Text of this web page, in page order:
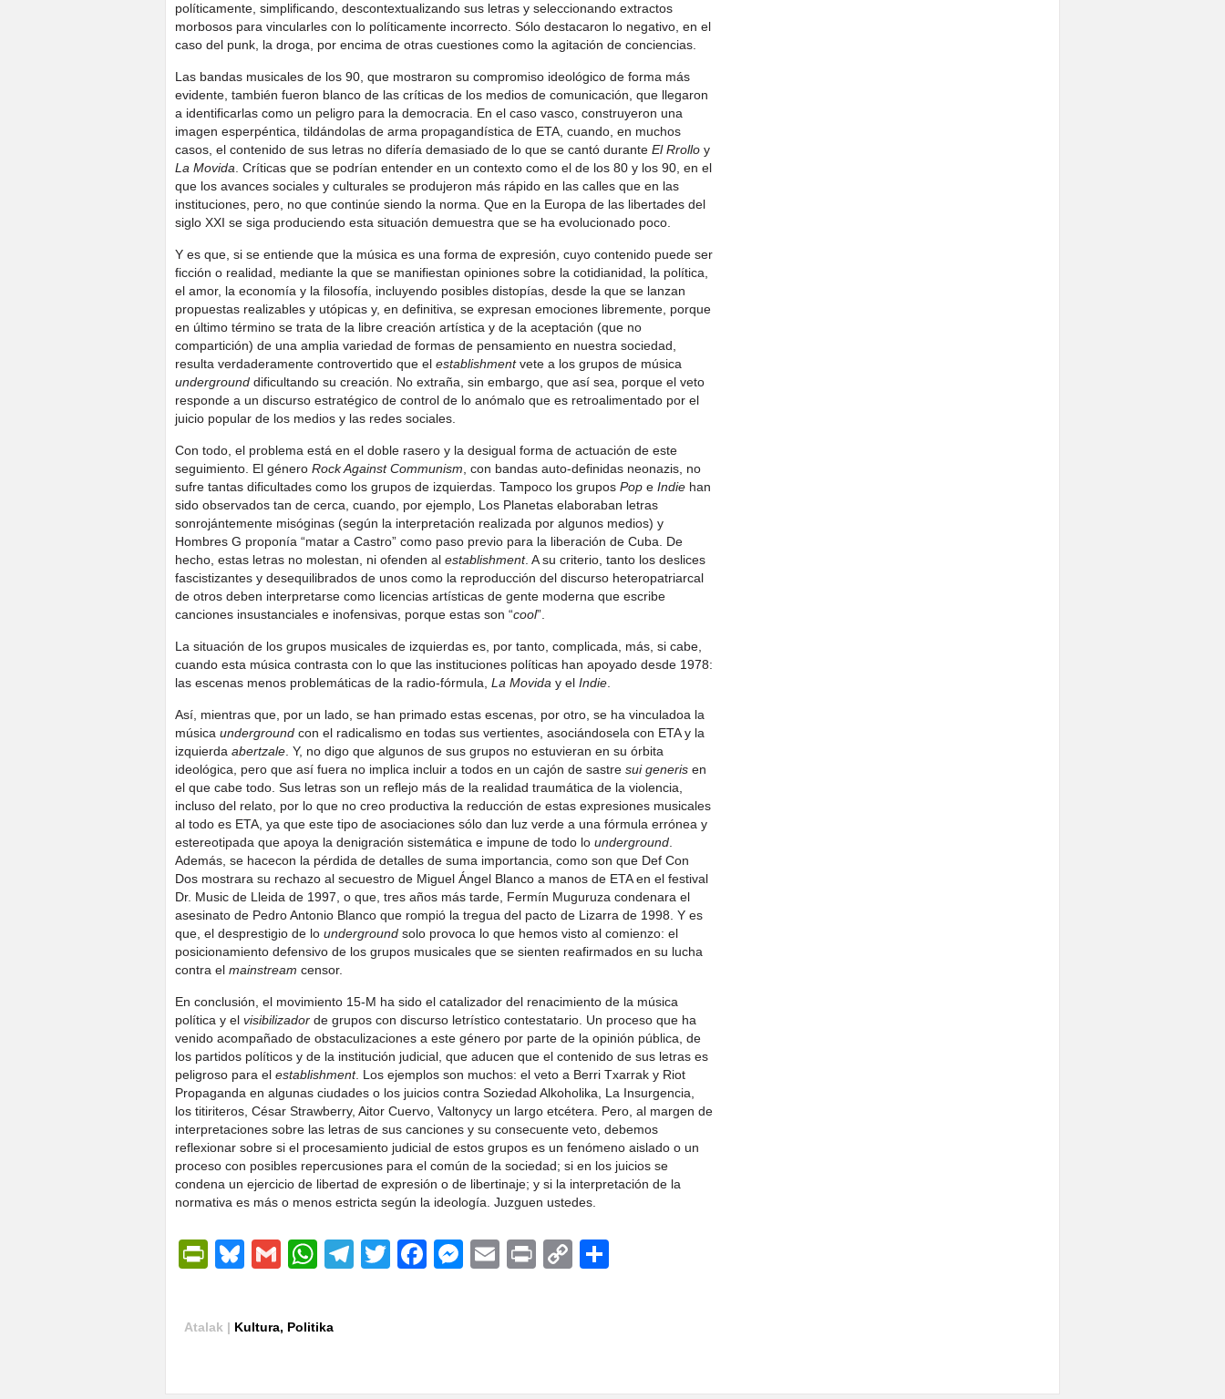
políticamente, simplificando, descontextualizando sus letras y seleccionando extractos
morbosos para vincularles con lo políticamente incorrecto. Sólo destacaron lo negativo, en el
caso del punk, la droga, por encima de otras cuestiones como la agitación de conciencias.
Las bandas musicales de los 90, que mostraron su compromiso ideológico de forma más
evidente, también fueron blanco de las críticas de los medios de comunicación, que llegaron
a identificarlas como un peligro para la democracia. En el caso vasco, construyeron una
imagen esperpéntica, tildándolas de arma propagandística de ETA, cuando, en muchos
casos, el contenido de sus letras no difería demasiado de lo que se cantó durante El Rrollo y
La Movida . Críticas que se podrían entender en un contexto como el de los 80 y los 90, en el
que los avances sociales y culturales se produjeron más rápido en las calles que en las
instituciones, pero, no que continúe siendo la norma. Que en la Europa de las libertades del
siglo XXI se siga produciendo esta situación demuestra que se ha evolucionado poco.
Y es que, si se entiende que la música es una forma de expresión, cuyo contenido puede ser
ficción o realidad, mediante la que se manifiestan opiniones sobre la cotidianidad, la política,
el amor, la economía y la filosofía, incluyendo posibles distopías, desde la que se lanzan
propuestas realizables y utópicas y, en definitiva, se expresan emociones libremente, porque
en último término se trata de la libre creación artística y de la aceptación (que no
compartición) de una amplia variedad de formas de pensamiento en nuestra sociedad,
resulta verdaderamente controvertido que el establishmentvete a los grupos de música
underground dificultando su creación. No extraña, sin embargo, que así sea, porque el veto
responde a un discurso estratégico de control de lo anómalo que es retroalimentado por el
juicio popular de los medios y las redes sociales.
Con todo, el problema está en el doble rasero y la desigual forma de actuación de este
seguimiento. El género Rock Against Communism , con bandas auto-definidas neonazis, no
sufre tantas dificultades como los grupos de izquierdas. Tampoco los grupos Pop e Indie han
sido observados tan de cerca, cuando, por ejemplo, Los Planetas elaboraban letras
sonrojántemente misóginas (según la interpretación realizada por algunos medios) y
Hombres G proponía “matar a Castro” como paso previo para la liberación de Cuba. De
hecho, estas letras no molestan, ni ofenden al establishment. A su criterio, tanto los deslices
fascistizantes y desequilibrados de unos como la reproducción del discurso heteropatriarcal
de otros deben interpretarse como licencias artísticas de gente moderna que escribe
canciones insustanciales e inofensivas, porque estas son “cool”.
La situación de los grupos musicales de izquierdas es, por tanto, complicada, más, si cabe,
cuando esta música contrasta con lo que las instituciones políticas han apoyado desde 1978:
las escenas menos problemáticas de la radio-fórmula, La Movida y el Indie
Así, mientras que, por un lado, se han primado estas escenas, por otro, se ha vinculadoa la
música underground con el radicalismo en todas sus vertientes, asociándosela con ETA y la
izquierda abertzale . Y, no digo que algunos de sus grupos no estuvieran en su órbita
ideológica, pero que así fuera no implica incluir a todos en un cajón de sastre sui generis en
el que cabe todo. Sus letras son un reflejo más de la realidad traumática de la violencia,
incluso del relato, por lo que no creo productiva la reducción de estas expresiones musicales
al todo es ETA, ya que este tipo de asociaciones sólo dan luz verde a una fórmula errónea y
estereotipada que apoya la denigración sistemática e impune de todo lo underground
Además, se hacecon la pérdida de detalles de suma importancia, como son que Def Con
Dos mostrara su rechazo al secuestro de Miguel Ángel Blanco a manos de ETA en el festival
Dr. Music de Lleida de 1997, o que, tres años más tarde, Fermín Muguruza condenara el
asesinato de Pedro Antonio Blanco que rompió la tregua del pacto de Lizarra de 1998. Y es
que, el desprestigio de lo underground solo provoca lo que hemos visto al comienzo: el
posicionamiento defensivo de los grupos musicales que se sienten reafirmados en su lucha
contra el mainstream censor.
En conclusión, el movimiento 15-M ha sido el catalizador del renacimiento de la música
política y el visibilizador de grupos con discurso letrístico contestatario. Un proceso que ha
venido acompañado de obstaculizaciones a este género por parte de la opinión pública, de
los partidos políticos y de la institución judicial, que aducen que el contenido de sus letras es
peligroso para el establishment. Los ejemplos son muchos: el veto a Berri Txarrak y Riot
Propaganda en algunas ciudades o los juicios contra Soziedad Alkoholika, La Insurgencia,
los titiriteros, César Strawberry, Aitor Cuervo, Valtonycy un largo etcétera. Pero, al margen de
interpretaciones sobre las letras de sus canciones y su consecuente veto, debemos
reflexionar sobre si el procesamiento judicial de estos grupos es un fenómeno aislado o un
proceso con posibles repercusiones para el común de la sociedad; si en los juicios se
condena un ejercicio de libertad de expresión o de libertinaje; y si la interpretación de la
normativa es más o menos estricta según la ideología. Juzguen ustedes.
PrintFriendly
Bluesky
GmailWhatsApp
Telegram
TwitterFacebook
Messenger
EmailPrintCopy
Atalak | Kultura, Politika